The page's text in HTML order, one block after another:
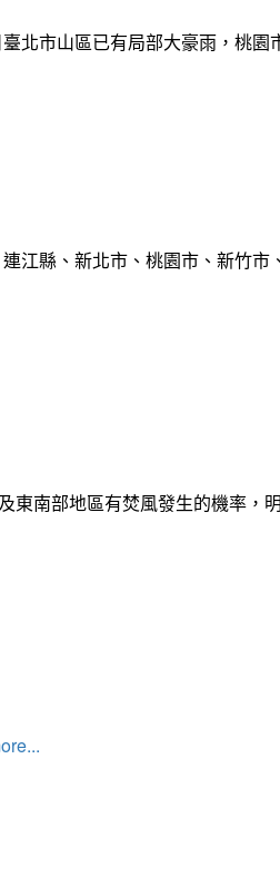
北市山區已有局部大豪雨，桃
江縣、新北市、桃園市、新竹
東南部地區有焚風發生的機率